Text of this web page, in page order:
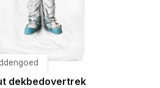
dekbedovertrek